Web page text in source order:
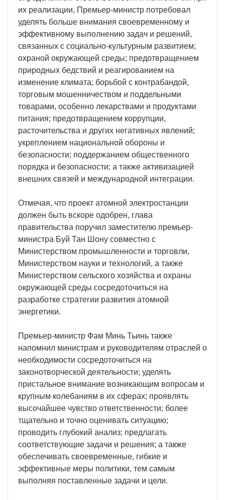
их реализации, Премьер-министр потребовал
уделять больше внимания своевременному и
эффективному выполнению задач и решений,
связанных с социально-культурным развитием;
охраной окружающей среды; предотвращением
природных бедствий и реагированием на
изменение климата; борьбой с контрабандой,
торговым мошенничеством и поддельными
товарами, особенно лекарствами и продуктами
питания; предотвращением коррупции,
расточительства и других негативных явлений;
укреплением национальной обороны и
безопасности; поддержанием общественного
порядка и безопасности; а также активизацией
внешних связей и международной интеграции.
Отмечая, что проект атомной электростанции
должен быть вскоре одобрен, глава
правительства поручил заместителю премьер-
министра Буй Тан Шону совместно с
Министерством промышленности и торговли,
Министерством науки и технологий, а также
Министерством сельского хозяйства и охраны
окружающей среды сосредоточиться на
разработке стратегии развития атомной
энергетики.
Премьер-министр Фам Минь Тьинь также
напомнил министрам и руководителям отраслей о
необходимости сосредоточиться на
законотворческой деятельности; уделять
пристальное внимание возникающим вопросам и
крупным колебаниям в их сферах; проявлять
высочайшее чувство ответственности; более
тщательно и точно оценивать ситуацию;
проводить глубокий анализ; предлагать
соответствующие задачи и решения; а также
обеспечивать своевременные, гибкие и
эффективные меры политики, тем самым
выполняя поставленные задачи и цели.